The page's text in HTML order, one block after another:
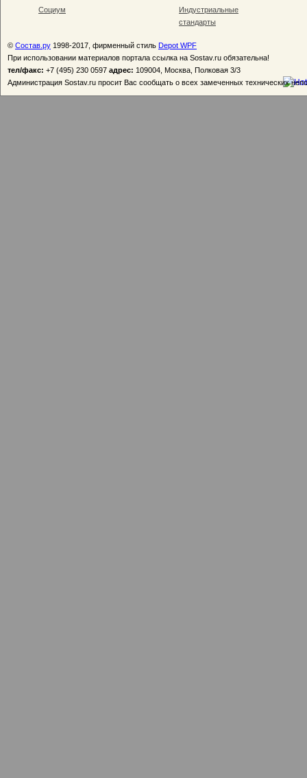
Социум
Индустриальные
стандарты
© Состав.ру 1998-2017, фирменный стиль Depot WPF
При использовании материалов портала ссылка на Sostav.ru обязательна!
тел/факс: +7 (495) 230 0597 адрес: 109004, Москва, Полковая 3/3
Администрация Sostav.ru просит Вас сообщать о всех замеченных технических